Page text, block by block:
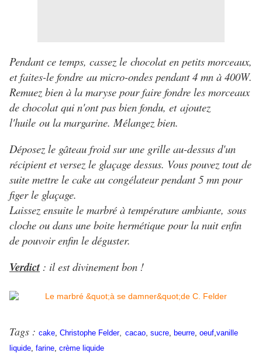
Pendant ce temps, cassez le chocolat en petits morceaux,
et faites-le fondre au micro-ondes pendant 4 mn à 400W.
Remuez bien à la maryse pour faire fondre les morceaux
de chocolat qui n'ont pas bien fondu, et ajoutez
l'huile ou la margarine. Mélangez bien.
Déposez le gâteau froid sur une grille au-dessus d'un
récipient et versez le glaçage dessus. Vous pouvez tout de
suite mettre le cake au congélateur pendant 5 mn pour
figer le glaçage.
Laissez ensuite le marbré à température ambiante, sous
cloche ou dans une boite hermétique pour la nuit enfin
de pouvoir enfin le déguster.
Verdict: il est divinement bon !
Tags : cake, Christophe Felder, cacao sucre, beurre, oeuf,vanille
liquide, farine, crème liquide